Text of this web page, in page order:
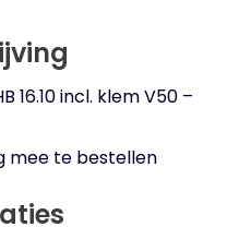
16.10 incl. klem V50 –
mee te bestellen